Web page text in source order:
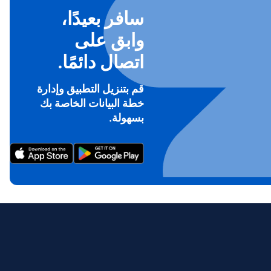
To
in
سافر بعيدًا،
وابق على
اتصال دائمًا.
قم بتنزيل التطبيق وإدارة
خطة البيانات الخاصة بك
بسهولة.